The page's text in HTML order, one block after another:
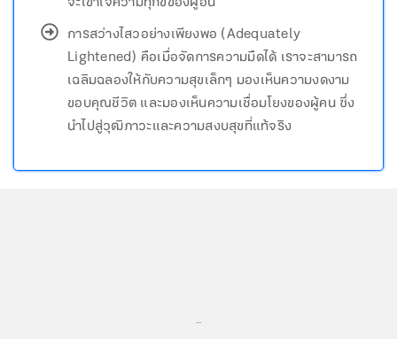
การสว่างไสวอย่างเพียงพอ (Adequately
Lightened) คือเมื่อจัดการความมืดได้ เราจะสามารถ
เฉลิมฉลองให้กับความสุขเล็กๆ มองเห็นความงดงาม
ขอบคุณชีวิต และมองเห็นความเชื่อมโยงของผู้คน ซึ่ง
นำไปสู่วุฒิภาวะและความสงบสุขที่แท้จริง
...